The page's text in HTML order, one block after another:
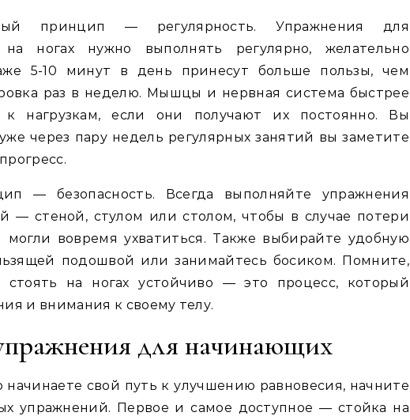
принцип — регулярность. Упражнения для
на ногах нужно выполнять регулярно, желательно
5-10 минут в день принесут больше пользы, чем
раз в неделю. Мышцы и нервная система быстрее
к нагрузкам, если они получают их постоянно. Вы
через пару недель регулярных занятий вы заметите
— безопасность. Всегда выполняйте упражнения
— стеной, стулом или столом, чтобы в случае потери
могли вовремя ухватиться. Также выбирайте удобную
подошвой или занимайтесь босиком. Помните,
стоять на ногах устойчиво — это процесс, который
и внимания к своему телу.
для начинающих
начинаете свой путь к улучшению равновесия, начните
упражнений. Первое и самое доступное — стойка на